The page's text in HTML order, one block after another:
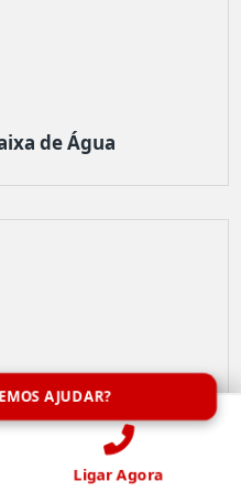
de Água
AJUDAR?
Ligar Agora